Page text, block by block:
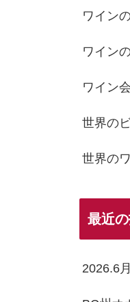
ワイン
ワイン
ワイン会
世界の
世界の
最近
2026.6